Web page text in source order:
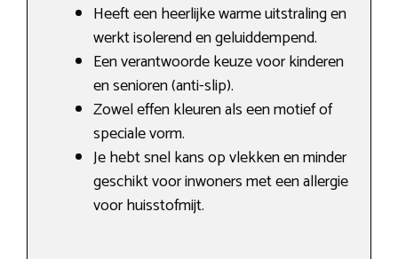
Heeft een heerlijke warme uitstraling en
werkt isolerend en geluiddempend.
Een verantwoorde keuze voor kinderen
en senioren (anti-slip).
Zowel effen kleuren als een motief of
speciale vorm.
Je hebt snel kans op vlekken en minder
geschikt voor inwoners met een allergie
voor huisstofmijt.